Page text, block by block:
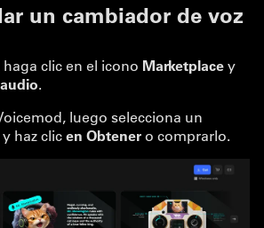
un cambiador de voz
haga clic en el icono Marketplacey
.
luego selecciona un
haz clicen Obtenero comprarlo.